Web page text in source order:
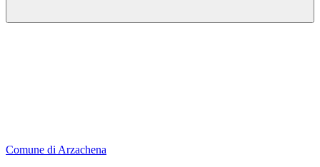
Comune di Arzachena